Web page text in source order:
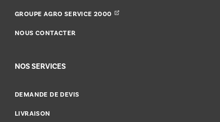
GROUPE AGRO SERVICE 2000
NOUS CONTACTER
NOS SERVICES
DEMANDE DE DEVIS
LIVRAISON